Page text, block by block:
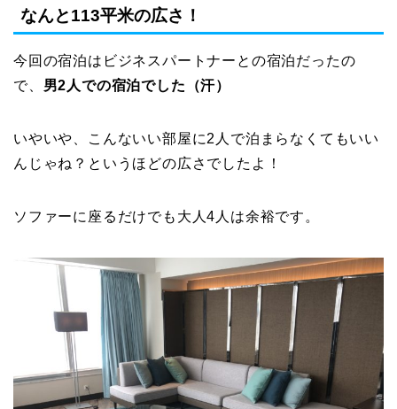
なんと113平米の広さ！
今回の宿泊はビジネスパートナーとの宿泊だったの
で、 男2人での宿泊でした（汗）
いやいや、こんないい部屋に2人で泊まらなくてもいい
んじゃね？というほどの広さでしたよ！
ソファーに座るだけでも大人4人は余裕です。